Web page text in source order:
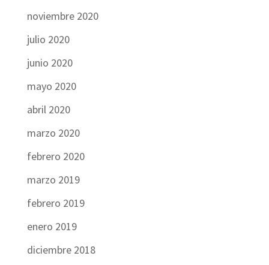
noviembre 2020
julio 2020
junio 2020
mayo 2020
abril 2020
marzo 2020
febrero 2020
marzo 2019
febrero 2019
enero 2019
diciembre 2018